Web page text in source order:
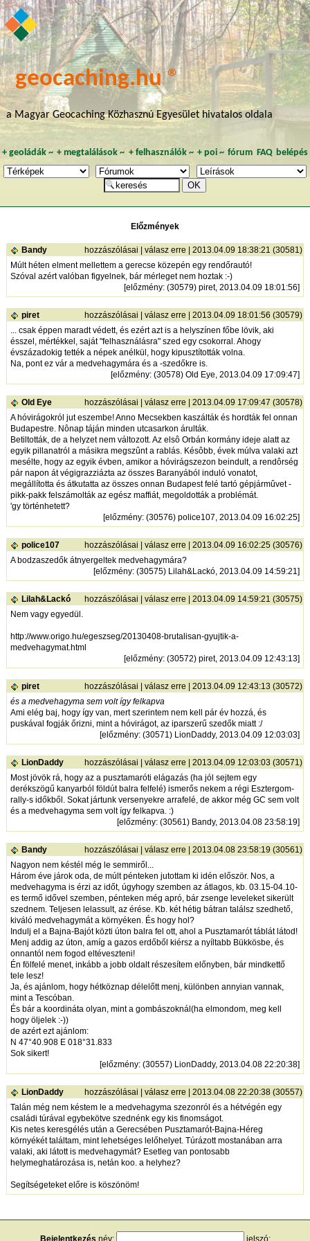
geocaching.hu ®
a Magyar Geocaching Közhasznú Egyesület hivatalos oldala
+ geoládák~ +megtalálások ~ + felhasználók~ + poi~ fórum FAQ belépés
Előzmények
Bandy hozzászólásai válasz erre | 2013.04.09 18:38:21 (30581)
Múlt héten elment mellettem a gerecse közepén egy rendőrautó!
Szóval azért valóban figyelnek, bár mérleget nem hoztak :-)
[előzmény: (30579) piret, 2013.04.09 18:01:56]
piret hozzászólásai válasz erre | 2013.04.09 18:01:56 (30579)
... csak éppen maradt védett, és ezért azt is a helyszínen főbe lövik, aki
ésszel, mértékkel, saját "felhasználásra" szed egy csokorral. Ahogy
évszázadokig tették a népek anélkül, hogy kipusztították volna.
Na, pont ez vár a medvehagymára és a -szedőkre is.
[előzmény: (30578) Old Eye, 2013.04.09 17:09:47]
Old Eye hozzászólásai válasz erre | 2013.04.09 17:09:47 (30578)
A hóvirágokról jut eszembe! Anno Mecsekben kaszálták és hordták fel onnan
Budapestre. Nônap táján minden utcasarkon árulták.
Betiltották, de a helyzet nem változott. Az elsô Orbán kormány ideje alatt az
egyik pillanatról a másikra megszûnt a rablás. Késôbb, évek múlva valaki azt
mesélte, hogy az egyik évben, amikor a hóvirágszezon beindult, a rendôrség
pár napon át végigrazziázta az összes Baranyából induló vonatot,
megállította és átkutatta az összes onnan Budapest felé tartó gépjármûvet -
pikk-pakk felszámolták az egész maffiát, megoldották a problémát.
'gy történhetett?
[előzmény: (30576) police107, 2013.04.09 16:02:25]
police107 hozzászólásai válasz erre | 2013.04.09 16:02:25 (30576)
A bodzaszedők átnyergeltek medvehagymára?
[előzmény: (30575) Lilah&Lackó, 2013.04.09 14:59:21]
Lilah&Lackó hozzászólásai válasz erre | 2013.04.09 14:59:21 (30575)
Nem vagy egyedül.
http://www.origo.hu/egeszseg/20130408-brutalisan-gyujtik-a-
medvehagymat.html
[előzmény: (30572) piret, 2013.04.09 12:43:13]
piret hozzászólásai válasz erre | 2013.04.09 12:43:13 (30572)
és a medvehagyma sem volt így felkapva
Ami elég baj, hogy így van, mert szerintem nem kell pár év hozzá, és
puskával fogják őrizni, mint a hóvirágot, az iparszerű szedők miatt :/
[előzmény: (30571) LionDaddy, 2013.04.09 12:03:03]
LionDaddy hozzászólásai válasz erre | 2013.04.09 12:03:03 (30571)
Most jövök rá, hogy az a pusztamaróti elágazás (ha jól sejtem egy
derékszögű kanyarból földút balra felfelé) ismerős nekem a régi Esztergom-
rally-s időkből. Sokat jártunk versenyekre arrafelé, de akkor még GC sem volt
és a medvehagyma sem volt így felkapva. :)
[előzmény: (30561) Bandy, 2013.04.08 23:58:19]
Bandy hozzászólásai válasz erre | 2013.04.08 23:58:19 (30561)
Nagyon nem késtél még le semmiről...
Három éve járok oda, de múlt pénteken jutottam ki idén először. Nos, a
medvehagyma is érzi az időt, úgyhogy szemben az átlagos, kb. 03.15-04.10-
es termő idővel szemben, pénteken még apró, bár zsenge leveleket sikerült
szednem. Teljesen lelassult, az érése. Kb. két hétig bátran találsz szedhető,
kiváló medvehagymát a környéken. És hogy hol?
Indulj el a Bajna-Bajót közti úton balra fel ott, ahol a Pusztamarót táblát látod!
Menj addig az úton, amíg a gazos erdőből kiérsz a nyíltabb Bükkösbe, és
onnantól nem fogod eltéveszteni!
Én fölfelé menet, inkább a jobb oldalt részesítem előnyben, bár mindkettő
tele lesz!
Ja, és ajánlom, hogy hétköznap délelőtt menj, különben annyian vannak,
mint a Tescóban.
És bár a koordináta olyan, mint a gombászoknál(ha elmondom, meg kell
hogy öljelek :-))
de azért ezt ajánlom:
N 47°40.908 E 018°31.833
Sok sikert!
[előzmény: (30557) LionDaddy, 2013.04.08 22:20:38]
LionDaddy hozzászólásai válasz erre | 2013.04.08 22:20:38 (30557)
Talán még nem késtem le a medvehagyma szezonról és a hétvégén egy
családi túrával egybekötve szednénk egy kis finomságot.
Kis netes keresgélés után a Gerecsében Pusztamarót-Bajna-Héreg
környékét találtam, mint lehetséges lelőhelyet. Túrázott mostanában arra
valaki, aki látott is medvehagymát? Esetleg van pontosabb
helymeghatározása is, netán koo. a helyhez?
Segítségeteket előre is köszönöm!